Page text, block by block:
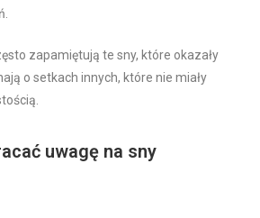
zapamiętują te sny, które okazały
o setkach innych, które nie miały
uwagę na sny